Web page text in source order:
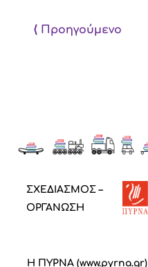
⟨ Προηγούμενο
Η ΠΥΡΝΑ (www.pyrna.gr)
ΣΧΕΔΙΑΣΜΟΣ –
ΟΡΓΑΝΩΣΗ